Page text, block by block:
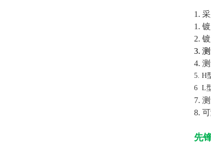
1.
1.
2.
3.
4.
5. H
6 L
7.
8.
先